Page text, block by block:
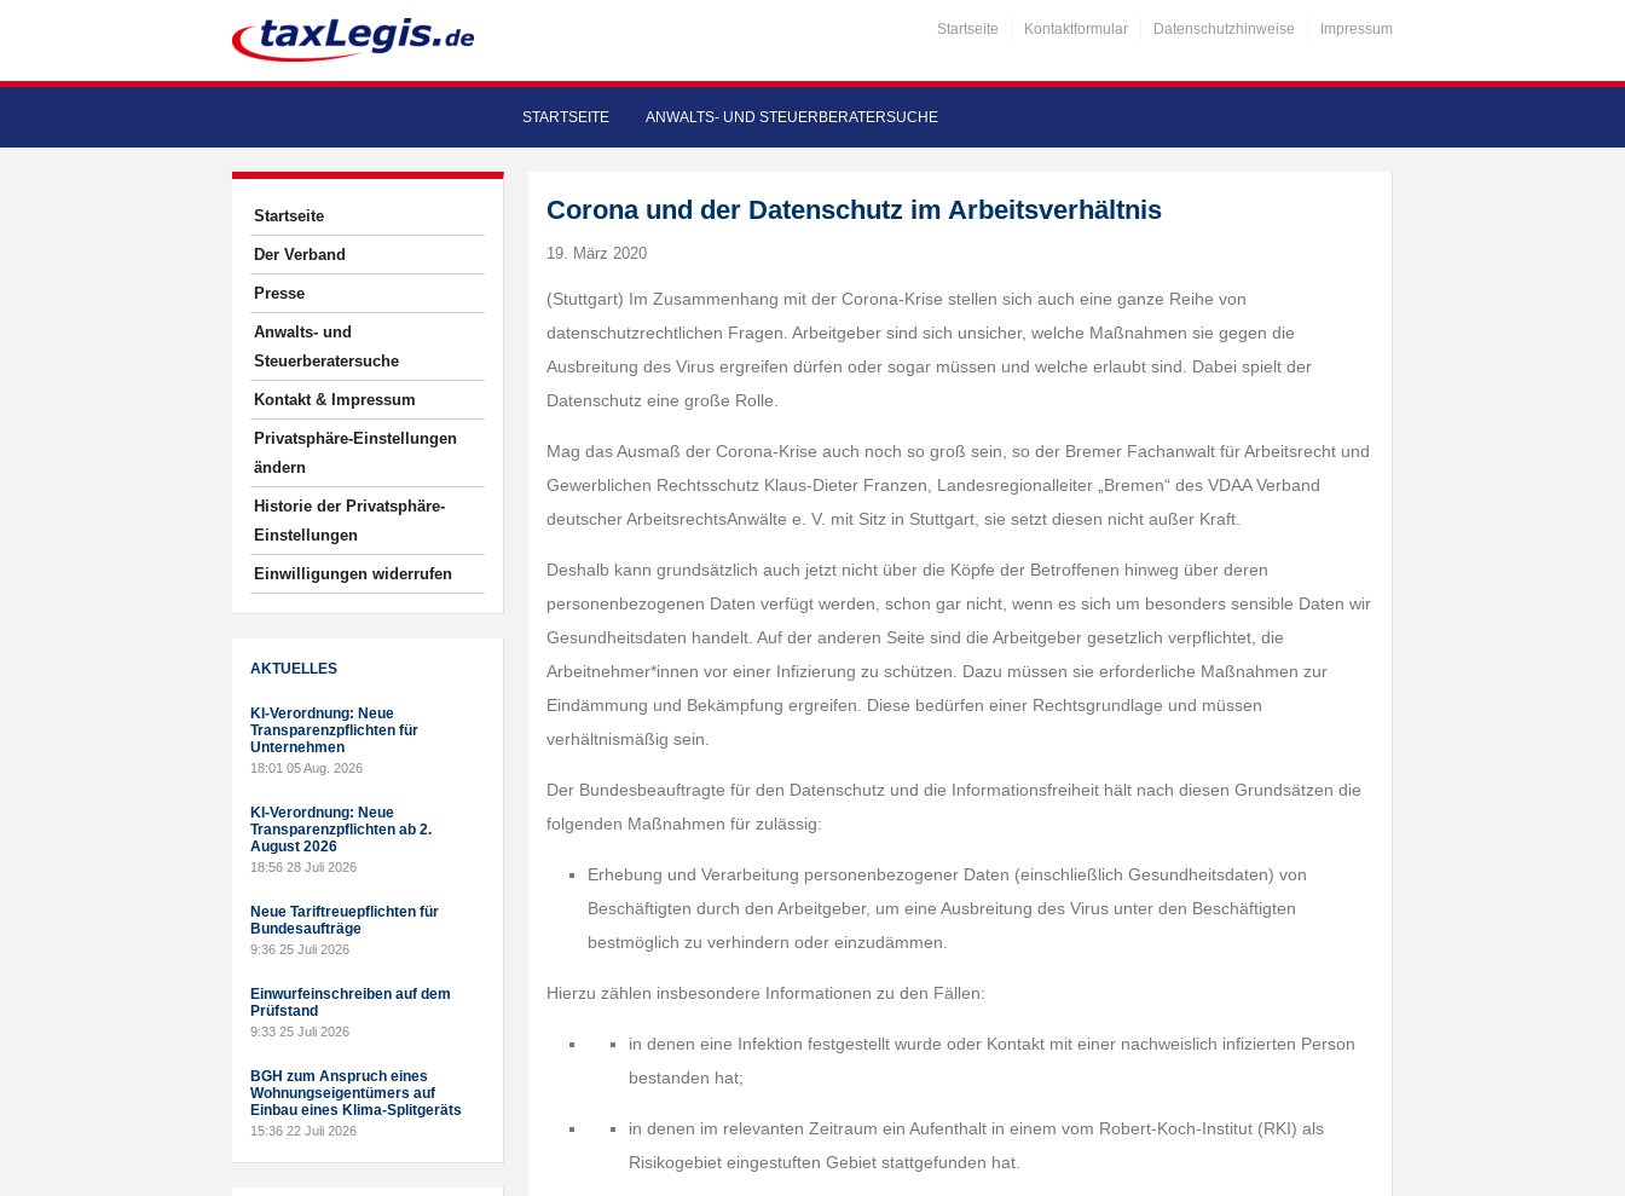
Startseite Kontaktformular Datenschutzhinweise Impressum
STARTSEITE ANWALTS- UND STEUERBERATERSUCHE
Startseite
Der Verband
Presse
Anwalts- und
Steuerberatersuche
Kontakt & Impressum
Privatsphäre-Einstellungen
ändern
Historie der Privatsphäre-
Einstellungen
Einwilligungen widerrufen
AKTUELLES
KI-Verordnung: Neue
Transparenzpflichten für
Unternehmen
18:01 05 Aug. 2026
KI-Verordnung: Neue
Transparenzpflichten ab 2.
August 2026
18:56 28 Juli 2026
Neue Tariftreuepflichten für
Bundesaufträge
9:36 25 Juli 2026
Einwurfeinschreiben auf dem
Prüfstand
9:33 25 Juli 2026
BGH zum Anspruch eines
Wohnungseigentümers auf
Einbau eines Klima-Splitgeräts
15:36 22 Juli 2026
Corona und der Datenschutz im Arbeitsverhältnis
19. März 2020
(Stuttgart) Im Zusammenhang mit der Corona-Krise stellen sich auch eine ganze Reihe von
datenschutzrechtlichen Fragen. Arbeitgeber sind sich unsicher, welche Maßnahmen sie gegen die
Ausbreitung des Virus ergreifen dürfen oder sogar müssen und welche erlaubt sind. Dabei spielt der
Datenschutz eine große Rolle.
Mag das Ausmaß der Corona-Krise auch noch so groß sein, so der Bremer Fachanwalt für Arbeitsrecht und
Gewerblichen Rechtsschutz Klaus-Dieter Franzen, Landesregionalleiter „Bremen“ des VDAA Verband
deutscher ArbeitsrechtsAnwälte e. V. mit Sitz in Stuttgart, sie setzt diesen nicht außer Kraft.
Deshalb kann grundsätzlich auch jetzt nicht über die Köpfe der Betroffenen hinweg über deren
personenbezogenen Daten verfügt werden, schon gar nicht, wenn es sich um besonders sensible Daten wir
Gesundheitsdaten handelt. Auf der anderen Seite sind die Arbeitgeber gesetzlich verpflichtet, die
Arbeitnehmer*innen vor einer Infizierung zu schützen. Dazu müssen sie erforderliche Maßnahmen zur
Eindämmung und Bekämpfung ergreifen. Diese bedürfen einer Rechtsgrundlage und müssen
verhältnismäßig sein.
Der Bundesbeauftragte für den Datenschutz und die Informationsfreiheit hält nach diesen Grundsätzen die
folgenden Maßnahmen für zulässig:
Erhebung und Verarbeitung personenbezogener Daten (einschließlich Gesundheitsdaten) von
Beschäftigten durch den Arbeitgeber, um eine Ausbreitung des Virus unter den Beschäftigten
bestmöglich zu verhindern oder einzudämmen.
Hierzu zählen insbesondere Informationen zu den Fällen:
in denen eine Infektion festgestellt wurde oder Kontakt mit einer nachweislich infizierten Person
bestanden hat;
in denen im relevanten Zeitraum ein Aufenthalt in einem vom Robert-Koch-Institut (RKI) als
Risikogebiet eingestuften Gebiet stattgefunden hat.